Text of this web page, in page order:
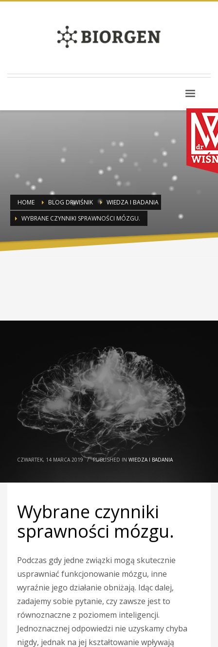
HOME BLOG DRWIŚNIK
WIEDZA I BADANIA
WYBRANE CZYNNIKI SPRAWNOŚCI MÓZGU.
CZWARTEK, 14 MARCA 2019 / PUBLISHED IN WIEDZA I BADANIA
Wybrane czynniki
sprawności mózgu.
Podczas gdy jedne związki mogą skutecznie
usprawniać funkcjonowanie mózgu, inne
wyraźnie jego działanie obniżają. Idąc dalej,
zadajemy sobie pytanie, czy zawsze jest to
równoznaczne z poziomem inteligencji.
Jednoznacznej odpowiedzi nie uzyskamy chyba
nigdy, jednak na jej kształtowanie wpływają